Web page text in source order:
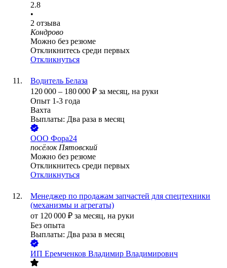
2.8
•
2 отзыва
Кондрово
Можно без резюме
Откликнитесь среди первых
Откликнуться
Водитель Белаза
120 000 – 180 000 ₽ за месяц, на руки
Опыт 1-3 года
Вахта
Выплаты: Два раза в месяц
ООО Фора24
посёлок Пятовский
Можно без резюме
Откликнитесь среди первых
Откликнуться
Менеджер по продажам запчастей для спецтехники
(механизмы и агрегаты)
от 120 000 ₽ за месяц, на руки
Без опыта
Выплаты: Два раза в месяц
ИП Еремченков Владимир Владимирович